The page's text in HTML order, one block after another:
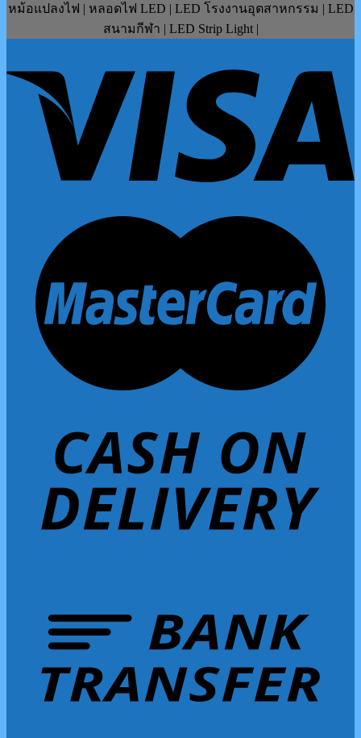
หม้อแปลงไฟ | หลอดไฟ LED | LED โรงงานอุตสาหกรรม | LED
สนามกีฬา | LED Strip Light |